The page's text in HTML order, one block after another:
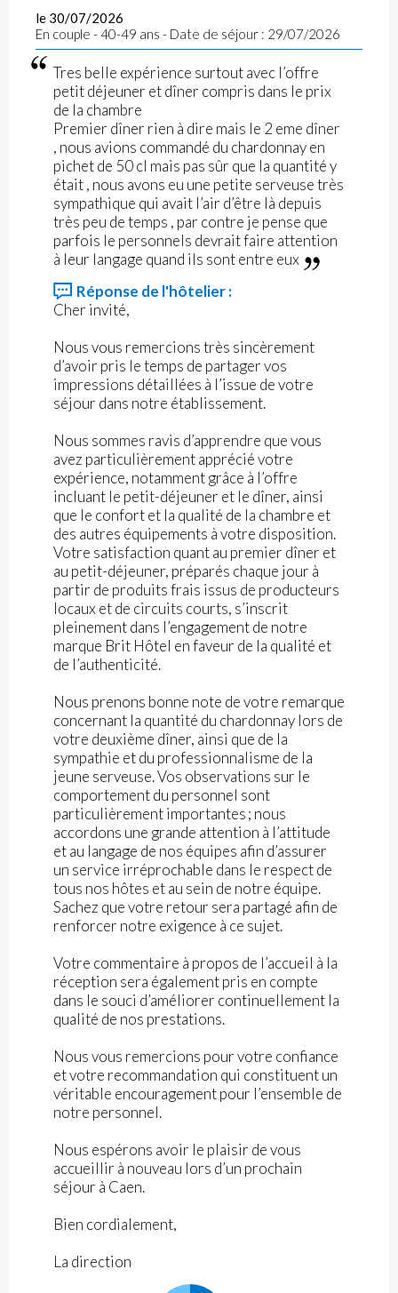
le 30/07/2026
En couple - 40-49 ans - Date de séjour : 29/07/2026
Tres belle expérience surtout avec l’offre
petit déjeuner et dîner compris dans le prix
de la chambre
Premier dîner rien à dire mais le 2 eme dîner
, nous avions commandé du chardonnay en
pichet de 50 cl mais pas sûr que la quantité y
était , nous avons eu une petite serveuse très
sympathique qui avait l’air d’être là depuis
très peu de temps , par contre je pense que
parfois le personnels devrait faire attention
à leur langage quand ils sont entre eux
Réponse de l'hôtelier :
Cher invité,
Nous vous remercions très sincèrement
d’avoir pris le temps de partager vos
impressions détaillées à l’issue de votre
séjour dans notre établissement.
Nous sommes ravis d’apprendre que vous
avez particulièrement apprécié votre
expérience, notamment grâce à l’offre
incluant le petit-déjeuner et le dîner, ainsi
que le confort et la qualité de la chambre et
des autres équipements à votre disposition.
Votre satisfaction quant au premier dîner et
au petit-déjeuner, préparés chaque jour à
partir de produits frais issus de producteurs
locaux et de circuits courts, s’inscrit
pleinement dans l’engagement de notre
marque Brit Hôtel en faveur de la qualité et
de l’authenticité.
Nous prenons bonne note de votre remarque
concernant la quantité du chardonnay lors de
votre deuxième dîner, ainsi que de la
sympathie et du professionnalisme de la
jeune serveuse. Vos observations sur le
comportement du personnel sont
particulièrement importantes ; nous
accordons une grande attention à l’attitude
et au langage de nos équipes afin d’assurer
un service irréprochable dans le respect de
tous nos hôtes et au sein de notre équipe.
Sachez que votre retour sera partagé afin de
renforcer notre exigence à ce sujet.
Votre commentaire à propos de l’accueil à la
réception sera également pris en compte
dans le souci d’améliorer continuellement la
qualité de nos prestations.
Nous vous remercions pour votre confiance
et votre recommandation qui constituent un
véritable encouragement pour l’ensemble de
notre personnel.
Nous espérons avoir le plaisir de vous
accueillir à nouveau lors d’un prochain
séjour à Caen.
Bien cordialement,
La direction